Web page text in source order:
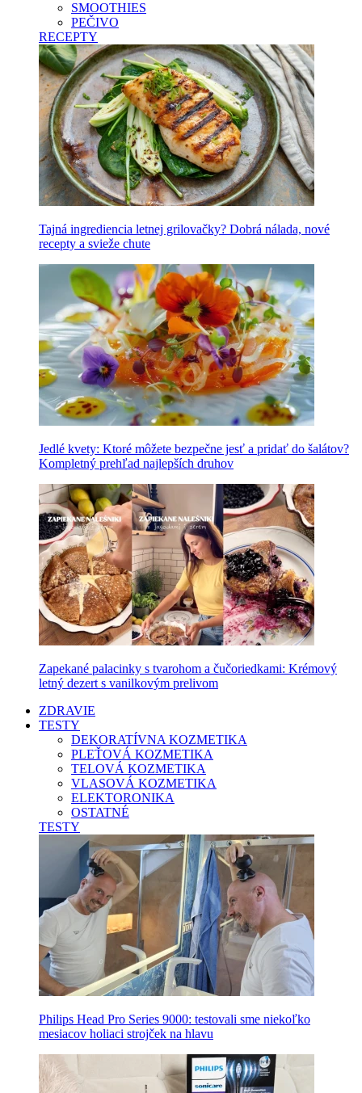
SMOOTHIES
PEČIVO
RECEPTY
Tajná ingrediencia letnej grilovačky? Dobrá nálada, nové
recepty a svieže chute
Jedlé kvety: Ktoré môžete bezpečne jesť a pridať do šalátov?
Kompletný prehľad najlepších druhov
Zapekané palacinky s tvarohom a čučoriedkami: Krémový
letný dezert s vanilkovým prelivom
ZDRAVIE
TESTY
DEKORATÍVNA KOZMETIKA
PLEŤOVÁ KOZMETIKA
TELOVÁ KOZMETIKA
VLASOVÁ KOZMETIKA
ELEKTORONIKA
OSTATNÉ
TESTY
Philips Head Pro Series 9000: testovali sme niekoľko
mesiacov holiaci strojček na hlavu